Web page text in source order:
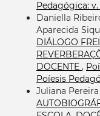
Pedagógica: v.
Daniella
Aparecida
DIÁLOGO
DOCENTE ,
Poíesis
Juliana